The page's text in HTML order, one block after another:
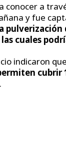
conocer a
y fue
las cuales
indicaron
cubrir